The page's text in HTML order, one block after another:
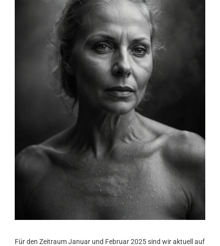
Für den Zeitraum Januar und Februar 2025 sind wir aktuell auf